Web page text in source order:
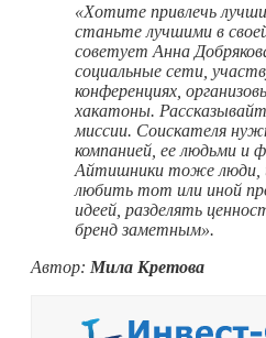
«Хотите привлечь
станьте лучшими в
советует Анна
социальные сети,
конференциях,
хакатоны.
миссии. Соискателя
компанией, ее людьми и
Айтишники тоже люди,
любить тот или иной
идеей, разделять
бренд заметным».
Автор: Мила Кретова